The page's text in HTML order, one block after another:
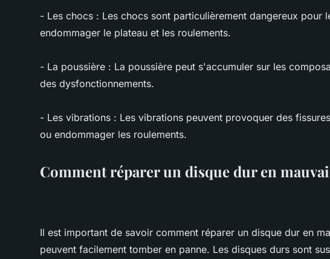
- Les chocs : Les chocs sont particulièrement dangereux pour
endommager le plateau et les roulements.
- La poussière : La poussière peut s'accumuler sur les
des dysfonctionnements.
- Les vibrations : Les vibrations peuvent provoquer des
ou endommager les roulements.
Comment réparer un disque dur en
Il est important de savoir comment réparer un disque dur en
peuvent facilement tomber en panne. Les disques durs sont